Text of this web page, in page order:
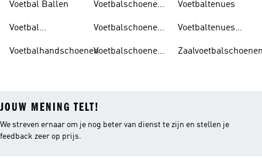
Voetbal Ballen
Voetbal
Voetbalhandschoenen
Voetbalschoenen
Voetbalschoenen
Voetbalschoenen
Voetbaltenues
Voetbaltenues
JOUW MENING TELT!
We streven ernaar om je nog beter van dienst te zijn en stellen je
feedback zeer op prijs.